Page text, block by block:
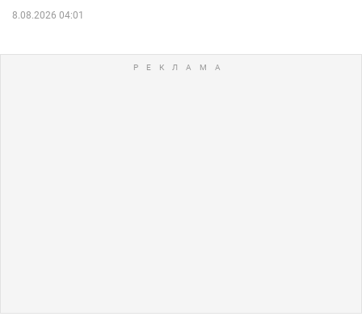
8.08.2026 04:01